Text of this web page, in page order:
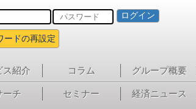
ログイン
ードの再設定
ス紹介 コラム グループ概要
ーチ セミナー 経済ニュース